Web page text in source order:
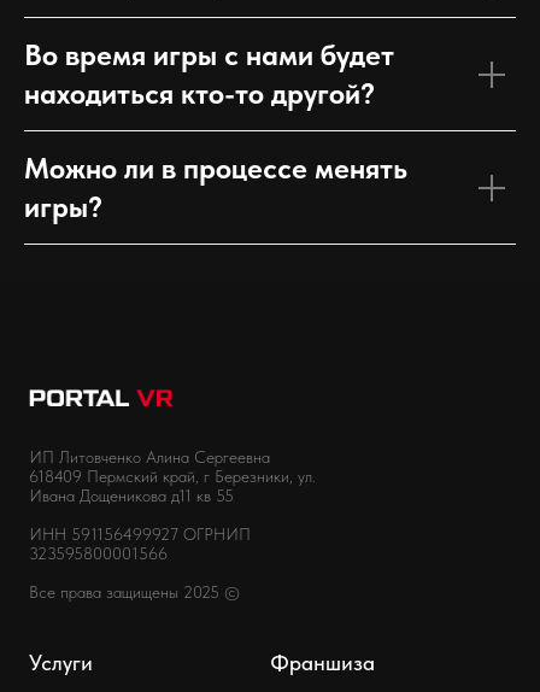
Во время игры с нами будет
находиться кто-то другой?
Можно ли в процессе менять
игры?
ИП Литовченко Алина Сергеевна
618409 Пермский край, г Березники, ул.
Ивана Дощеникова д11 кв 55
ИНН 591156499927 ОГРНИП
323595800001566
Все права защищены 2025 ©
Услуги
Франшиза